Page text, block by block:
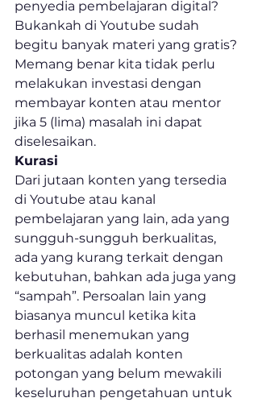
penyedia pembelajaran digital?
Bukankah di Youtube sudah
begitu banyak materi yang gratis?
Memang benar kita tidak perlu
melakukan investasi dengan
membayar konten atau mentor
jika 5 (lima) masalah ini dapat
diselesaikan.
Kurasi
Dari jutaan konten yang tersedia
di Youtube atau kanal
pembelajaran yang lain, ada yang
sungguh-sungguh berkualitas,
ada yang kurang terkait dengan
kebutuhan, bahkan ada juga yang
“sampah”. Persoalan lain yang
biasanya muncul ketika kita
berhasil menemukan yang
berkualitas adalah konten
potongan yang belum mewakili
keseluruhan pengetahuan untuk